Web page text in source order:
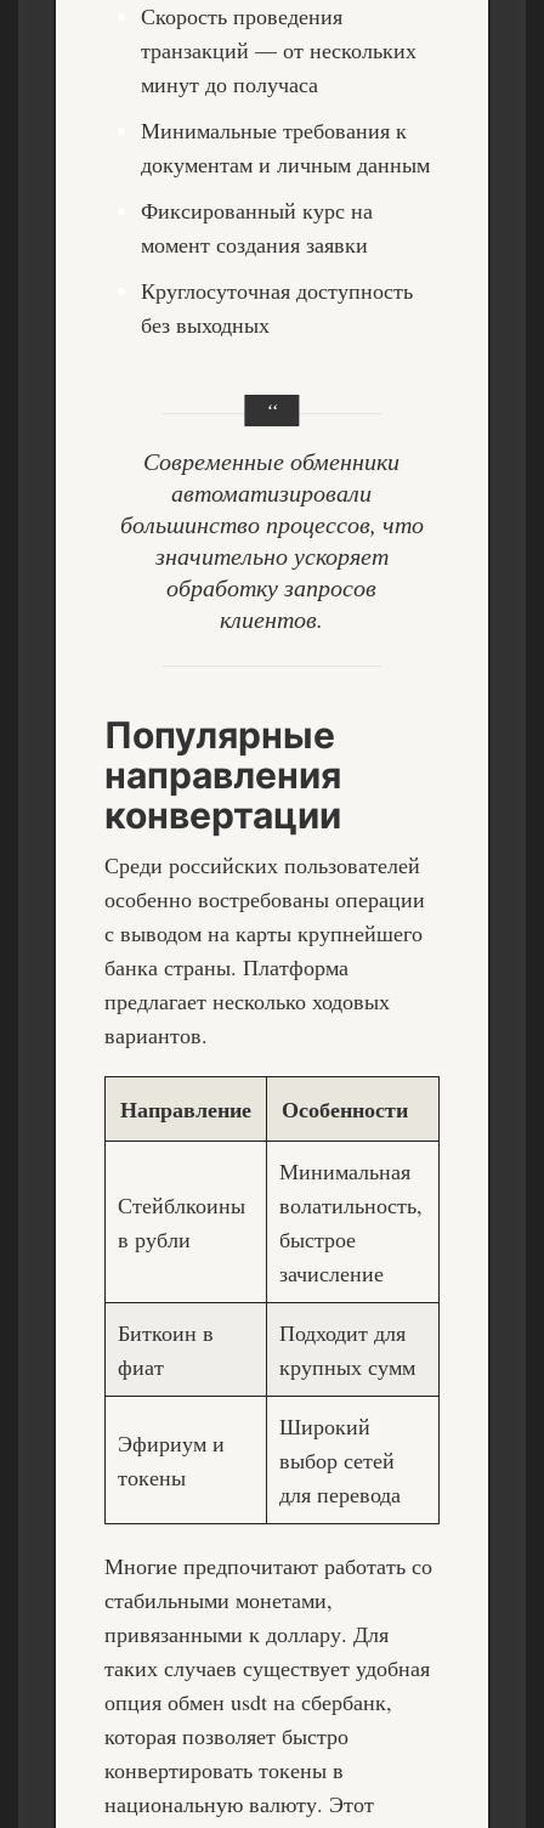
Скорость проведения
транзакций — от нескольких
минут до получаса
Минимальные требования к
документам и личным данным
Фиксированный курс на
момент создания заявки
Круглосуточная доступность
без выходных
Современные обменники
автоматизировали
большинство процессов, что
значительно ускоряет
обработку запросов
клиентов.
Популярные
направления
конвертации
Среди российских пользователей
особенно востребованы операции
с выводом на карты крупнейшего
банка страны. Платформа
предлагает несколько ходовых
вариантов.
Направление Особенности
Стейблкоины
в рубли
Минимальная
волатильность,
быстрое
зачисление
Биткоин в
фиат
Подходит для
крупных сумм
Эфириум и
токены
Широкий
выбор сетей
для перевода
Многие предпочитают работать со
стабильными монетами,
привязанными к доллару. Для
таких случаев существует удобная
опция обмен usdt на сбербанк,
которая позволяет быстро
конвертировать токены в
национальную валюту. Этот